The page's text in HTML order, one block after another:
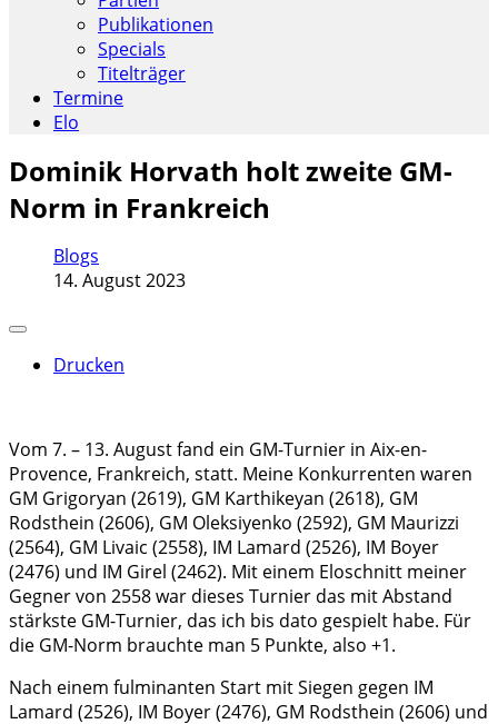
Publikationen
Specials
Titelträger
Termine
Elo
Dominik Horvath holt zweite GM-
Norm in Frankreich
Blogs
14. August 2023
Drucken
Vom 7. – 13. August fand ein GM-Turnier in Aix-en-
Provence, Frankreich, statt. Meine Konkurrenten waren
GM Grigoryan (2619), GM Karthikeyan (2618), GM
Rodsthein (2606), GM Oleksiyenko (2592), GM Maurizzi
(2564), GM Livaic (2558), IM Lamard (2526), IM Boyer
(2476) und IM Girel (2462). Mit einem Eloschnitt meiner
Gegner von 2558 war dieses Turnier das mit Abstand
stärkste GM-Turnier, das ich bis dato gespielt habe. Für
die GM-Norm brauchte man 5 Punkte, also +1.
Nach einem fulminanten Start mit Siegen gegen IM
Lamard (2526), IM Boyer (2476), GM Rodsthein (2606) und